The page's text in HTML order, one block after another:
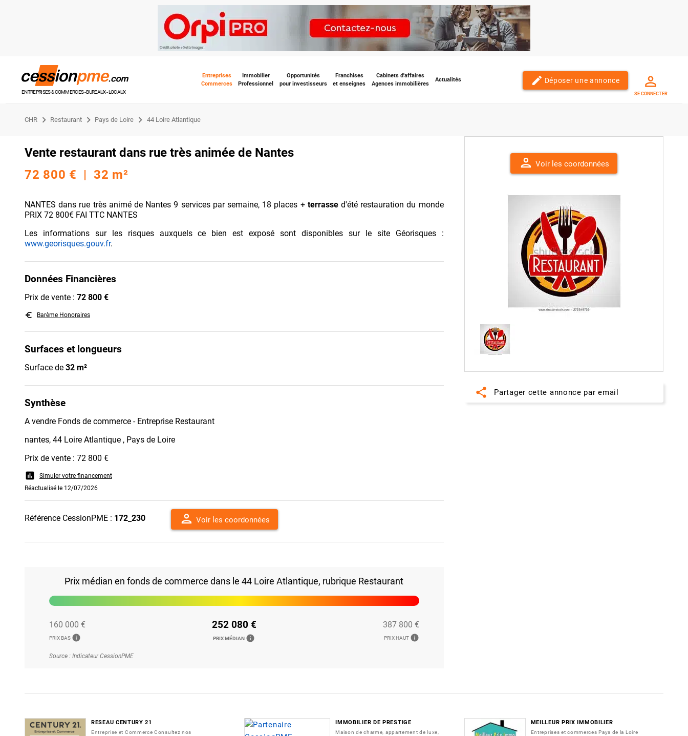
ENTREPRISES & COMMERCES - BUREAUX - LOCAUX
Entreprises
Commerces
Immobilier
Professionnel
Opportunités
pour investisseurs
Franchises
et enseignes
Cabinets d'affaires
Agences immobilières
Actualités edit Déposer une annonce
SE CONNECTER
CHR Restaurant Pays de Loire 44 Loire Atlantique
Vente restaurant dans rue très animée de Nantes
72 800 € | 32 m²
NANTES dans rue très animé de Nantes 9 services par semaine, 18 places +terrassed'été restauration du monde
PRIX 72 800€ FAI TTC NANTES
Les informations sur les risques auxquels ce bien est exposé sont disponibles sur le site Géorisques :
www.georisques.gouv.fr.
Données Financières
Prix de vente : 72 800 €
euro_symbol Barème Honoraires
Surfaces et longueurs
Surface de 32 m²
Synthèse
A vendre Fonds de commerce - Entreprise Restaurant
nantes, 44 Loire Atlantique , Pays de Loire
Prix de vente : 72 800 €
assessment
Simuler votre financement
Réactualisé le 12/07/2026
Référence CessionPME : 172_230 person Voir les coordonnées
Prix médian en fonds de commerce dans le 44 Loire Atlantique, rubrique Restaurant
160 000 €
PRIX BAS info
252 080 €
PRIX MÉDIAN info
387 800 €
PRIX HAUT info
Source : Indicateur CessionPME
person Voir les coordonnées
share Partager cette annonce par email
RESEAU CENTURY 21
Entreprise et Commerce Consultez nos
IMMOBILIER DE PRESTIGE
Maison de charme, appartement de luxe,
MEILLEUR PRIX IMMOBILIER
Entreprises et commerces Pays de la Loire